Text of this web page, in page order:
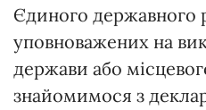
Єдиного державного
уповноважених на
держави або
знайомимося з